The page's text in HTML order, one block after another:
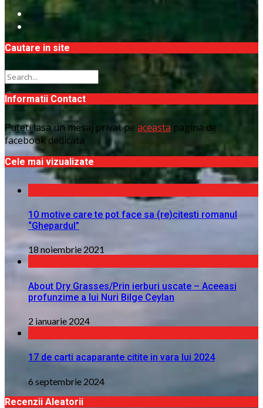
Cautare in site
Informatii Contact
Puteti lasa un mesaj privat pe aceasta pagina de
facebook dedicata
Cele mai vizualizate
10 motive care te pot face sa (re)citesti romanul
“Ghepardul”
18 noiembrie 2021
About Dry Grasses/Prin ierburi uscate – Aceeasi
profunzime a lui Nuri Bilge Ceylan
2 ianuarie 2024
17 de carti acaparante citite in vara lui 2024
6 septembrie 2024
Recenzii Aleatorii